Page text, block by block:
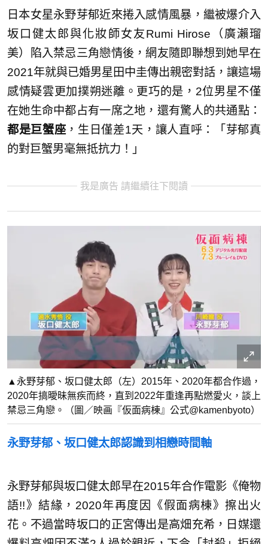
日本女星永野芽郁近來捲入感情風暴，繼被爆介入
坂口健太郎與化妝師女友Rumi Hirose（廣瀨瑠
美）陷入禁忌三角戀情後，網友隨即聯想到她早在
2021年就與已婚男星田中圭傳出親密對話，讓這場
感情疑雲更加撲朔迷離。更巧的是，2位男星不僅
在她生命中都占有一席之地，還有驚人的共通點：
都是巨蟹座 ，生日僅差1天，讓人直呼：「芽郁真
的對巨蟹男毫無抵抗力！」
我是廣告 請繼續往下閱讀
▲永野芽郁、坂口健太郎（左）2015年、2020年都合作過，
2020年搞曖昧無疾而終，直到2022年重逢再點燃愛火，談上
禁忌三角戀。（圖／映画『仮面病棟』公式@kamenbyoto）
永野芽郁、坂口健太郎認識到相戀時間軸
永野芽郁與坂口健太郎早在2015年合作電影《俺物
語!!》結緣，2020年再度因《假面病棟》擦出火
花。不過當時坂口的正宮傳出是高畑充希，日媒還